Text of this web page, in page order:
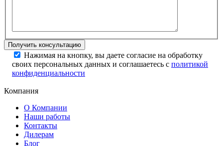
Нажимая на кнопку, вы даете согласие на обработку
своих персональных данных и соглашаетесь с политикой
конфиденциальности
Компания
О Компании
Наши работы
Контакты
Дилерам
Блог